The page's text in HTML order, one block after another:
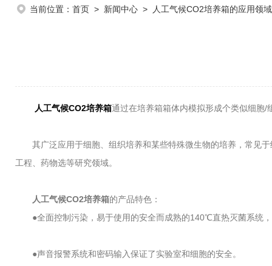
当前位置： 首页 > 新闻中心 > 人工气候CO2培养箱的应用领
人工气候CO2培养箱通过在培养箱箱体内模拟形成个类似细胞
其广泛应用于细胞、组织培养和某些特殊微生物的培养，常见于
工程、药物选等研究领域。
人工气候CO2培养箱的产品特色：
●全面控制污染，易于使用的安全而成熟的140℃直热灭菌系统，
●声音报警系统和密码输入保证了实验室和细胞的安全。